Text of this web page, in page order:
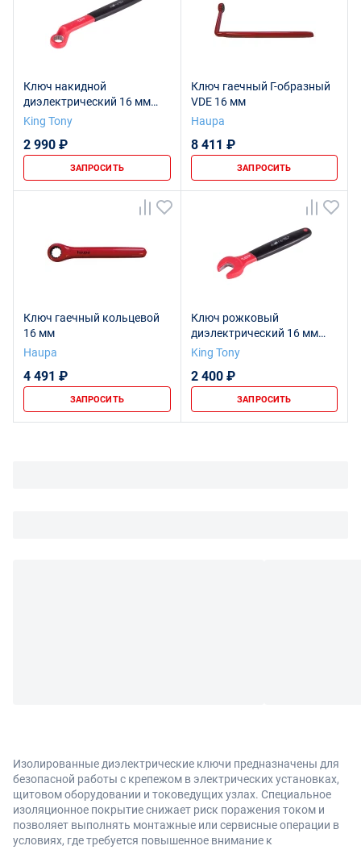
Ключ накидной
диэлектрический 16 мм
KING TONY 10G0VE-16
King Tony
2 990 ₽
ЗАПРОСИТЬ
Ключ гаечный Г-образный
VDE 16 мм
Haupa
8 411 ₽
ЗАПРОСИТЬ
Ключ гаечный кольцевой
16 мм
Haupa
4 491 ₽
ЗАПРОСИТЬ
Ключ рожковый
диэлектрический 16 мм
KING TONY 10F0VE-16
King Tony
2 400 ₽
ЗАПРОСИТЬ
Изолированные диэлектрические ключи предназначены для
безопасной работы с крепежом в электрических установках,
щитовом оборудовании и токоведущих узлах. Специальное
изоляционное покрытие снижает риск поражения током и
позволяет выполнять монтажные или сервисные операции в
условиях, где требуется повышенное внимание к